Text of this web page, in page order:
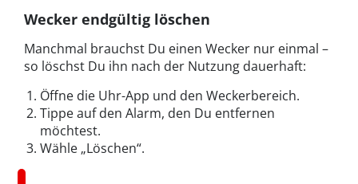
Wecker endgültig löschen
Manchmal brauchst Du einen Wecker nur einmal –
so löschst Du ihn nach der Nutzung dauerhaft:
Öffne die Uhr-App und den Weckerbereich.
Tippe auf den Alarm, den Du entfernen
möchtest.
Wähle „Löschen“.